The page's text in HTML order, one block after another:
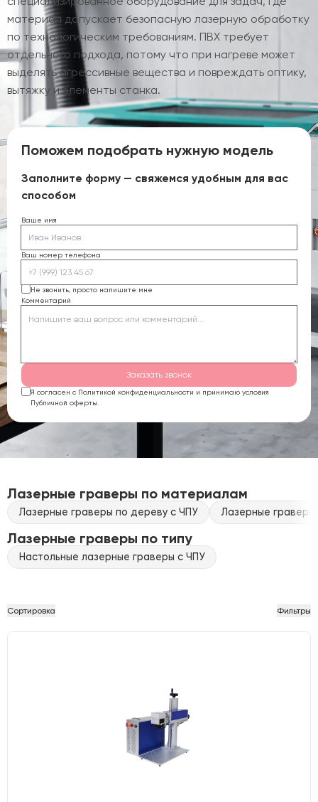
материал допускает безопасную лазерную обработку
по технологическим требованиям. ПВХ требует
отдельного подхода, потому что при нагреве может
выделять агрессивные вещества и повреждать оптику,
вытяжку и элементы станка.
Поможем подобрать нужную модель
Заполните форму — свяжемся удобным для вас
способом
Ваше имя
Ваш номер телефона
Не звонить, просто напишите мне
Комментарий
Заказать звонок
Я согласен с Политикой конфиденциальности и принимаю условия
Публичной оферты.
Лазерные граверы по материалам
Лазерные граверы по дереву с ЧПУ Лазерные
Лазерные граверы по типу
Настольные лазерные граверы с ЧПУ
Сортировка Фильтры